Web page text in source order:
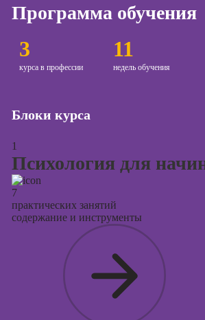
Онлайн-обучение
3
курса в профессии
11
недель обучения
Программа обучения
Блоки курса
1
Психология для
7
практических занятий
содержание и инструменты